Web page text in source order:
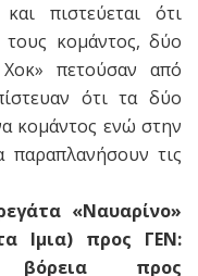
πιστεύεται ότι
κομάντος, δύο
πετούσαν από
ότι τα δύο
κομάντος ενώ στην
παραπλανήσουν τις
«Ναυαρίνο»
Ιμια) προς ΓΕΝ:
προς